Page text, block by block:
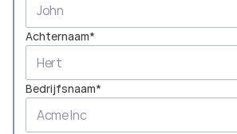
Achternaam*
Bedrijfsnaam*